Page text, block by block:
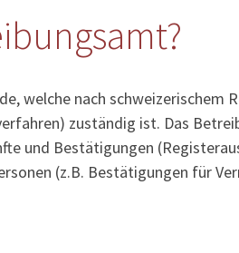
welche nach schweizerischem
zuständig ist. Das
und Bestätigungen
(z.B. Bestätigungen für